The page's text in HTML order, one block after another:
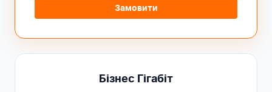
Замовити
Бізнес Гігабіт